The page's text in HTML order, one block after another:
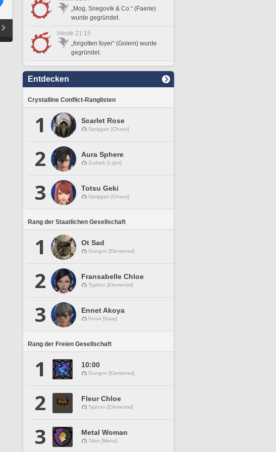
„Mog, Snegovik & Co.“ (Faerie)
wurde gegründet.
Heute 21:15
„forgotten foyer“ (Golem) wurde
gegründet.
Entdecken
Crystalline Conflict-Ranglisten
1 Scarlet Rose
Spriggan [Chaos]
2 Aura Sphere
Zodiark [Light]
3 Totsu Geki
Spriggan [Chaos]
Rang der Staatlichen Gesellschaft
1 Ot Sad
Gungnir [Elemental]
2 Fransabelle Chloe
Typhon [Elemental]
3 Ennet Akoya
Fenrir [Gaia]
Rang der Freien Gesellschaft
1 10:00
Gungnir [Elemental]
2 Fleur Chloe
Typhon [Elemental]
3 Metal Woman
Titan [Mana]